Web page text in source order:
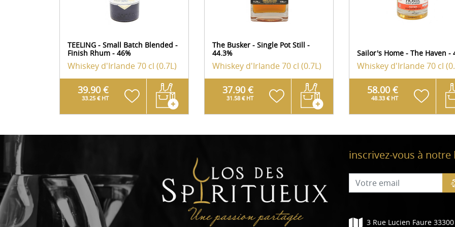
TEELING - Small Batch Blended -
Finish Rhum - 46%
Whiskey d'Irlande70 cl (0.7L)
39.90 €
33.25 € HT
The Busker - Single Pot Still -
44.3%
Whiskey d'Irlande70 cl (0.7L)
37.90 €
31.58 € HT
Sailor's Home - The Haven -
Whiskey d'Irlande70 cl
58.00 €
48.33 € HT
inscrivez-vous à
3 Rue Lucien Faure 33300